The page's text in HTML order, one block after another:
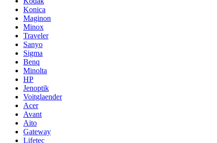
Konica
Maginon
Minox
Traveler
Sanyo
Sigma
Benq
Minolta
HP
Jenoptik
Voitglaender
Acer
Avant
Aito
Gateway
Lifetec